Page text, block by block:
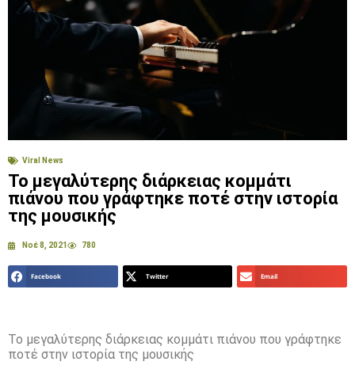
Viral News
Το μεγαλύτερης διάρκειας κομμάτι
πιάνου που γράφτηκε ποτέ στην ιστορία
της μουσικής
Νοέ 8, 2021 780
Facebook Twitter Email
Το μεγαλύτερης διάρκειας κομμάτι πιάνου που γράφτηκε
ποτέ στην ιστορία της μουσικής